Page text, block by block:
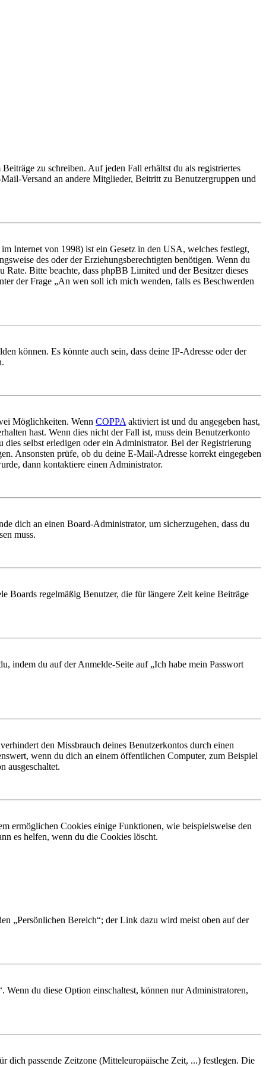
zu schreiben. Auf jeden Fall erhältst du als registriertes
Versand an andere Mitglieder, Beitritt zu Benutzergruppen und
Internet von 1998) ist ein Gesetz in den USA, welches festlegt,
des oder der Erziehungsberechtigten benötigen. Wenn du
Bitte beachte, dass phpBB Limited und der Besitzer dieses
der Frage „An wen soll ich mich wenden, falls es Beschwerden
können. Es könnte auch sein, dass deine IP-Adresse oder der
Möglichkeiten. Wenn COPPA aktiviert ist und du angegeben hast,
hast. Wenn dies nicht der Fall ist, muss dein Benutzerkonto
selbst erledigen oder ein Administrator. Bei der Registrierung
Ansonsten prüfe, ob du deine E-Mail-Adresse korrekt eingegeben
dann kontaktiere einen Administrator.
dich an einen Board-Administrator, um sicherzugehen, dass du
muss.
Boards regelmäßig Benutzer, die für längere Zeit keine Beiträge
indem du auf der Anmelde-Seite auf „Ich habe mein Passwort
den Missbrauch deines Benutzerkontos durch einen
wenn du dich an einem öffentlichen Computer, zum Beispiel
ausgeschaltet.
ermöglichen Cookies einige Funktionen, wie beispielsweise den
es helfen, wenn du die Cookies löscht.
„Persönlichen Bereich“; der Link dazu wird meist oben auf der
du diese Option einschaltest, können nur Administratoren,
dich passende Zeitzone (Mitteleuropäische Zeit, ...) festlegen. Die